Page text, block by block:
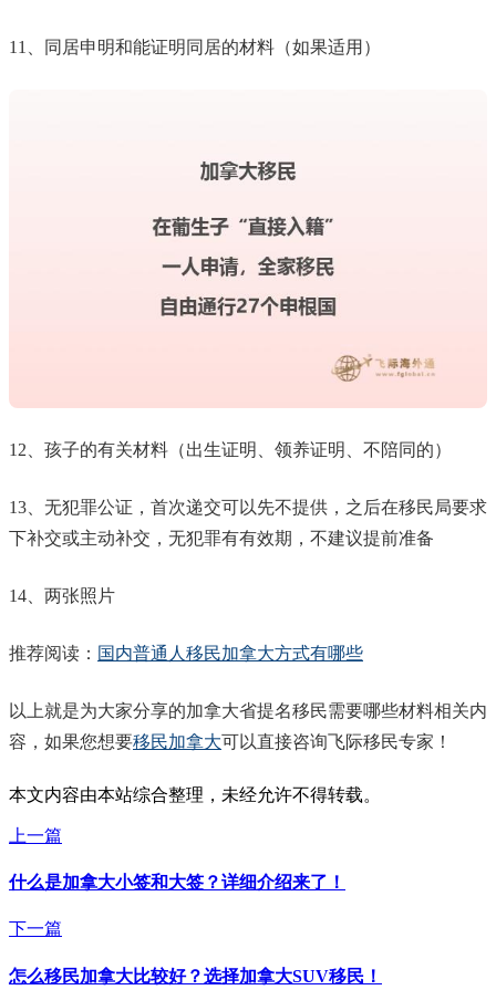
11、同居申明和能证明同居的材料（如果适用）
12、孩子的有关材料（出生证明、领养证明、不陪同的）
13、无犯罪公证，首次递交可以先不提供，之后在移民局要求
下补交或主动补交，无犯罪有有效期，不建议提前准备
14、两张照片
推荐阅读： 国内普通人移民加拿大方式有哪些
以上就是为大家分享的加拿大省提名移民需要哪些材料相关内
容，如果您想要移民加拿大可以直接咨询飞际移民专家！
本文内容由本站综合整理，未经允许不得转载。
上一篇
什么是加拿大小签和大签？详细介绍来了！
下一篇
怎么移民加拿大比较好？选择加拿大SUV移民！